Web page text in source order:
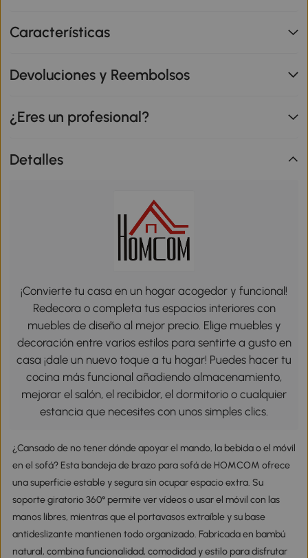
Características
Devoluciones y Reembolsos
¿Eres un profesional?
Detalles
¡Convierte tu casa en un hogar acogedor y funcional!
Redecora o completa tus espacios interiores con
muebles de diseño al mejor precio. Elige muebles y
decoración entre varios estilos para sentirte a gusto en
casa ¡dale un nuevo toque a tu hogar! Puedes hacer tu
cocina más funcional añadiendo almacenamiento,
mejorar el salón, el recibidor, el dormitorio o cualquier
estancia que necesites con unos simples clics.
¿Cansado de no tener dónde apoyar el mando, la bebida o el móvil
en el sofá? Esta bandeja de brazo para sofá de HOMCOM ofrece
una superficie estable y segura sin ocupar espacio extra. Su
soporte giratorio 360° permite ver vídeos o usar el móvil con las
manos libres, mientras que el portavasos extraíble y su base
antideslizante mantienen todo organizado. Fabricada en bambú
natural, combina funcionalidad, comodidad y estilo para disfrutar